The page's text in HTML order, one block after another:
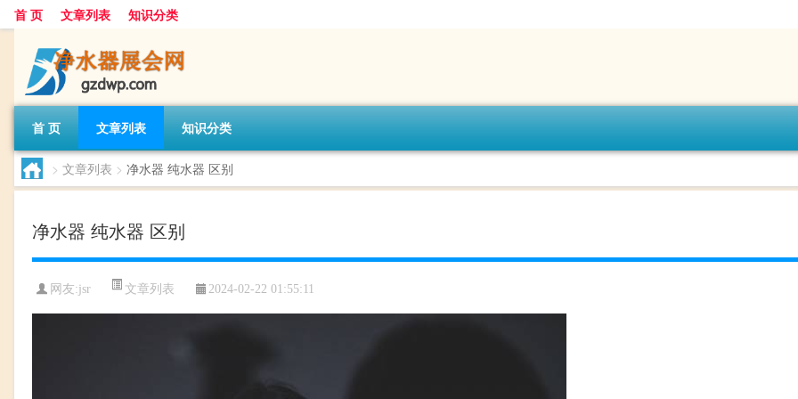
首 页 文章列表 知识分类
首 页 文章列表 知识分类
> 文章列表 > 净水器 纯水器 区别
净水器 纯水器 区别
网友:jsr 文章列表 2024-02-22 01:55:11